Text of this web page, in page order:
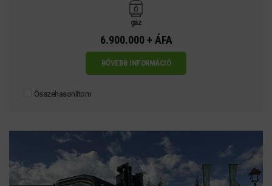
gáz
6.900.000 + ÁFA
BŐVEBB INFORMÁCIÓ
Összehasonlítom